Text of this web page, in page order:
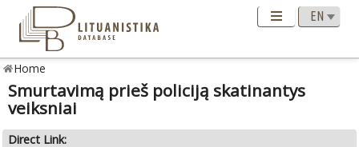
Home
Smurtavimą prieš policiją skatinantys
veiksniai
Direct Link: